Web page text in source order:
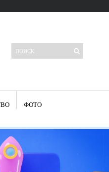
древних самураев
любой хозяйки
и монтаж
группа для кухни
ФОТО